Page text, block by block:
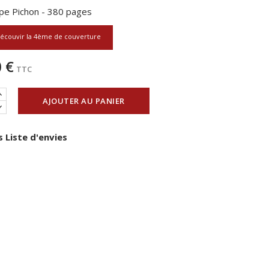
Pichon - 380 pages
la 4ème de couverture
€ TTC
AJOUTER AU PANIER
Liste d'envies